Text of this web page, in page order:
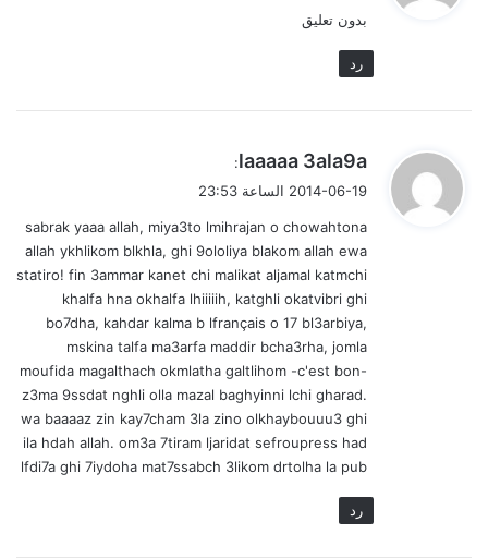
ل
بدون تعليق
رد
ي
ل
laaaaa 3ala9a
:
2014-06-19 الساعة 23:53
sabrak yaaa allah, miya3to lmihrajan o chowahtona
allah ykhlikom blkhla, ghi 9ololiya blakom allah ewa
statiro! fin 3ammar kanet chi malikat aljamal katmchi
khalfa hna okhalfa lhiiiiih, katghli okatvibri ghi
bo7dha, kahdar kalma b lfrançais o 17 bl3arbiya,
mskina talfa ma3arfa maddir bcha3rha, jomla
moufida magalthach okmlatha galtlihom -c'est bon-
z3ma 9ssdat nghli olla mazal baghyinni lchi gharad.
wa baaaaz zin kay7cham 3la zino olkhaybouuu3 ghi
ila hdah allah. om3a 7tiram ljaridat sefroupress had
lfdi7a ghi 7iydoha mat7ssabch 3likom drtolha la pub
رد